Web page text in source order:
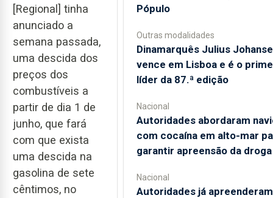
[Regional] tinha
anunciado a
semana passada,
uma descida dos
preços dos
combustíveis a
partir de dia 1 de
junho, que fará
com que exista
uma descida na
gasolina de sete
cêntimos, no
Pópulo
Outras modalidades
Dinamarquês Julius
vence em Lisboa e é o
líder da 87.ª edição
Nacional
Autoridades abordaram
com cocaína em alto-mar
garantir apreensão da droga
Nacional
Autoridades já apreenderam